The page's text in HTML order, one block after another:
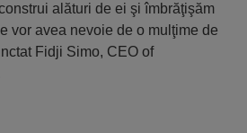
alături de ei şi îmbrăţişăm
vor avea nevoie de o mulţime de
Fidji Simo, CEO of